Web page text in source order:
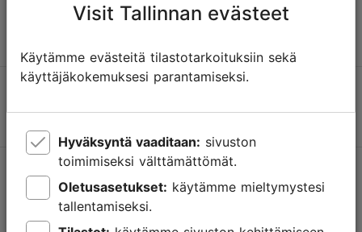
info@visittallinn.ee
Tallinnassa tapahtuu
Saa tietoa tulevista tapahtumista, uusista nähtävyyksistä,
erikoistarjouksista ja paljosta muusta.
Visit Tallinnan evästeet
Käytämme evästeitä tilastotarkoituksiin sekä
käyttäjäkokemuksesi parantamiseksi.
Hyväksyntä vaaditaan:
toimimiseksi välttämättömät.
Oletusasetukset:
tallentamiseksi.